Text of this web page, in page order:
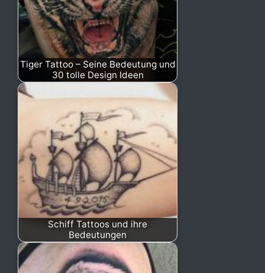
Tiger Tattoo – Seine Bedeutung und
30 tolle Design Ideen
Schiff Tattoos und ihre
Bedeutungen